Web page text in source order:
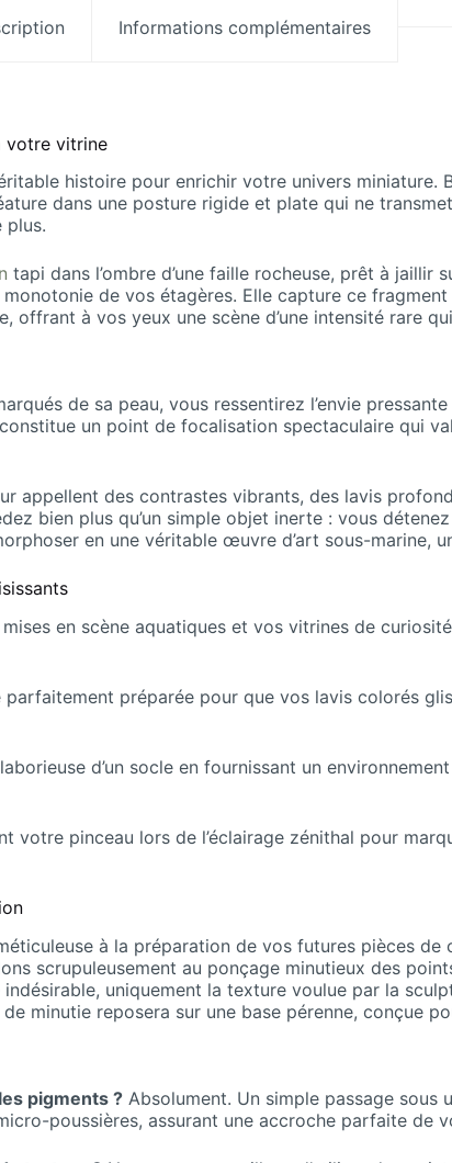
Informations complémentaires
votre vitrine
histoire pour enrichir votre univers miniature.
dans une posture rigide et plate qui ne
plus.
tapi dans l’ombre d’une faille rocheuse, prêt à jaillir
monotonie de vos étagères. Elle capture ce
à vos yeux une scène d’une intensité rare
de sa peau, vous ressentirez l’envie
un point de focalisation spectaculaire qui
appellent des contrastes vibrants, des lavis
bien plus qu’un simple objet inerte : vous
en une véritable œuvre d’art sous-marine,
en scène aquatiques et vos vitrines de
préparée pour que vos lavis colorés
d’un socle en fournissant un
votre pinceau lors de l’éclairage zénithal pour
à la préparation de vos futures pièces de
scrupuleusement au ponçage minutieux des
uniquement la texture voulue par la
minutie reposera sur une base pérenne, conçue
pigments ? Absolument. Un simple passage sous
poussières, assurant une accroche parfaite de